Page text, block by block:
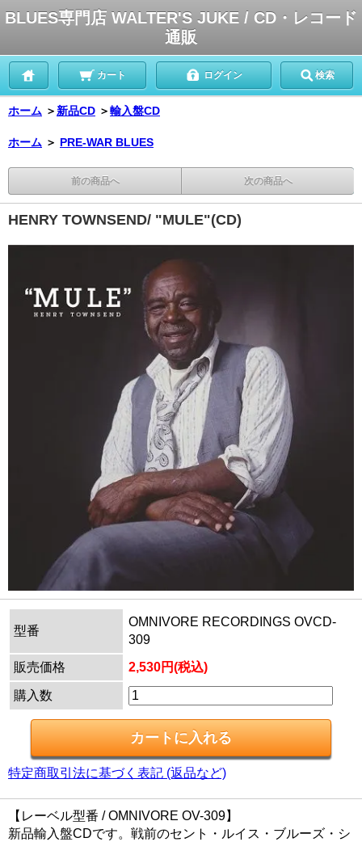
BLUES専門店 WALTER'S JUKE / CD・レコード
通販
カート ログイン 検索
ホーム ＞ 新品CD ＞輸入盤CD
ホーム ＞ PRE-WAR BLUES
前の商品へ 次の商品へ
HENRY TOWNSEND/ "MULE"(CD)
型番
OMNIVORE RECORDINGS OVCD-
309
販売価格
2,530円(税込)
購入数
特定商取引法に基づく表記 (返品など)
【レーベル型番 / OMNIVORE OV-309】
新品輸入盤CDです。戦前のセント・ルイス・ブルーズ・シ